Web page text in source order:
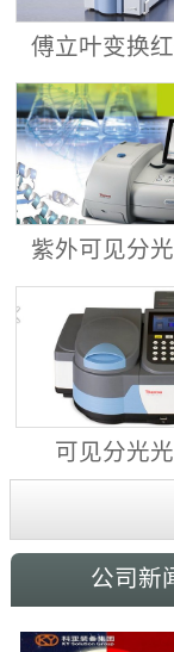
傅立叶变换
仪
紫外可见分
Evolution™
可见分光
公司新